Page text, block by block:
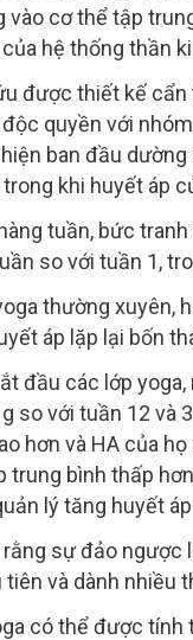
vào cơ thể tập
hệ thống thần
được thiết kế
quyền với
ban đầu
khi huyết áp
tuần, bức
so với tuần 1,
thường
áp lặp lại bốn
đầu các lớp
so với tuần 12 và
hơn và HA của
trung bình thấp
lý tăng huyết
sự đảo
và dành
có thể được